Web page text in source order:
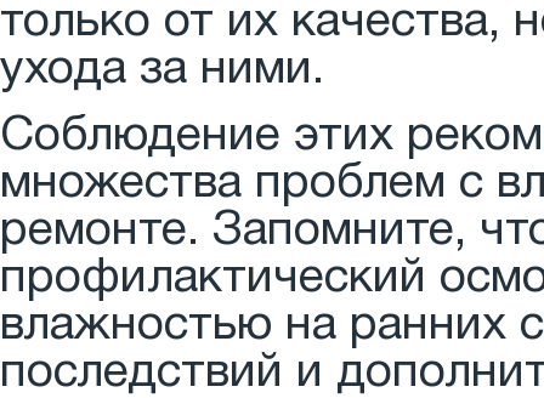
только от их качества,
ухода за ними.
Соблюдение этих
множества проблем с
ремонте. Запомните,
профилактический
влажностью на ранних
последствий и